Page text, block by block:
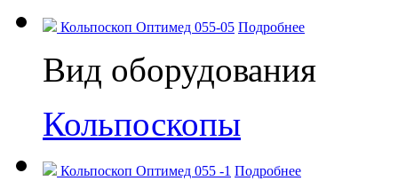
Кольпоскоп Оптимед 055-05 Подробнее
Вид оборудования
Кольпоскопы
Кольпоскоп Оптимед 055 -1 Подробнее